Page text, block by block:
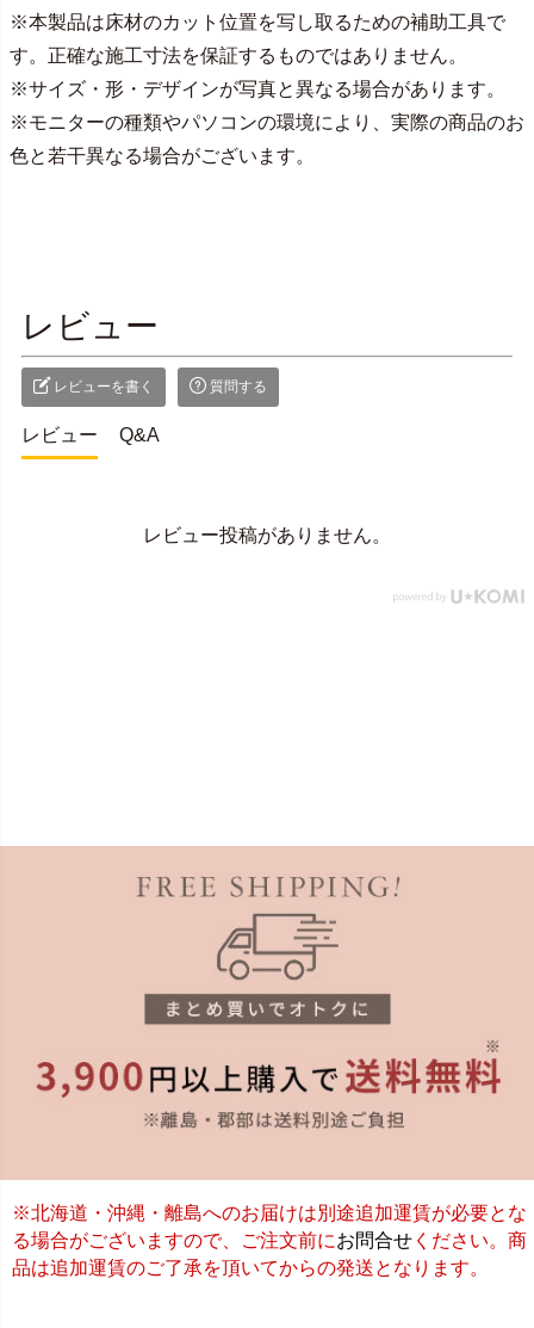
※本製品は床材のカット位置を写し取るための補助工具で
す。正確な施工寸法を保証するものではありません。
※サイズ・形・デザインが写真と異なる場合があります。
※モニターの種類やパソコンの環境により、実際の商品のお
色と若干異なる場合がございます。
レビュー
レビューを書く 質問する
レビュー Q&A
レビュー投稿がありません。
※北海道・沖縄・離島へのお届けは別途追加運賃が必要とな
る場合がございますので、ご注文前にお問合せ ください。商
品は追加運賃のご了承を頂いてからの発送となります。